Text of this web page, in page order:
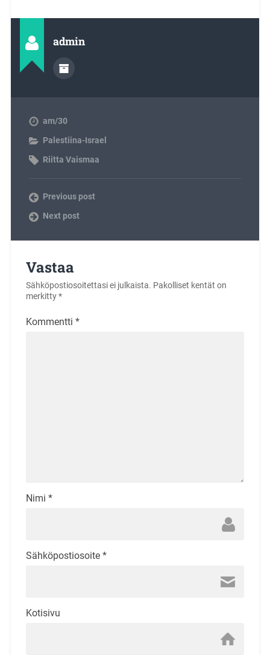
admin
am/30
Palestiina-Israel
Riitta Vaismaa
Previous post
Next post
Vastaa
Sähköpostiosoitettasi ei julkaista. Pakolliset kentät on
merkitty*
Kommentti *
Nimi *
Sähköpostiosoite *
Kotisivu